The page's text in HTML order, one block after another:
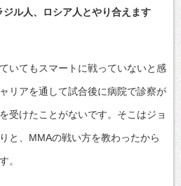
ル人、ロシア人とやり合えます
いてもスマートに戦っていないと感
リアを通して試合後に病院で診察が
受けたことがないです。そこはジョ
と、MMAの戦い方を教わったから
。